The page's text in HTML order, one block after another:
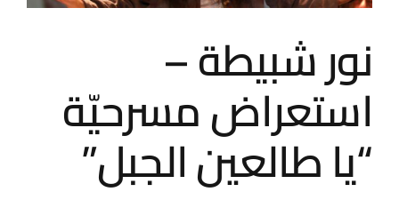
نور شبيطة –
استعراض مسرحيّة
“يا طالعين الجبل”